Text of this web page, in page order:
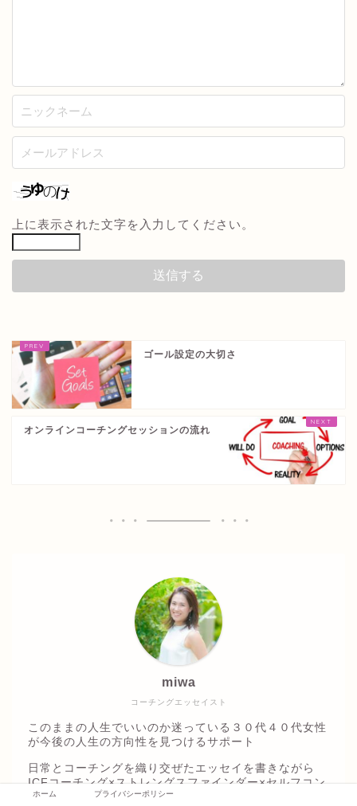
上に表示された文字を入力してください。
ゴール設定の大切さ
オンラインコーチングセッションの流れ
コーチングエッセイスト
miwa
このままの人生でいいのか迷っている３０代４０代女性
が今後の人生の方向性を見つけるサポート
日常とコーチングを織り交ぜたエッセイを書きながら
ICFコーチング×ストレングスファインダー×セルフコン
パッション×自己基盤の４つの柱でコーチングを提供し
ホーム プライバシーポリシー